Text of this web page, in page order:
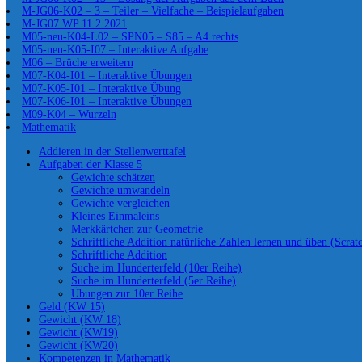
M-JG06-K02 – 3 – Teiler – Vielfache – Beispielaufgaben
M-JG07 WP 11.2.2021
M05-neu-K04-L02 – SPN05 – S85 – A4 rechts
M05-neu-K05-I07 – Interaktive Aufgabe
M06 – Brüche erweitern
M07-K04-I01 – Interaktive Übungen
M07-K05-I01 – Interaktive Übung
M07-K06-I01 – Interaktive Übungen
M09-K04 – Wurzeln
Mathematik
Addieren in der Stellenwerttafel
Aufgaben der Klasse 5
Gewichte schätzen
Gewichte umwandeln
Gewichte vergleichen
Kleines Einmaleins
Merkkärtchen zur Geometrie
Schriftliche Addition natürliche Zahlen lernen und üben
Schriftliche Addition
Suche im Hunderterfeld (10er Reihe)
Suche im Hunderterfeld (5er Reihe)
Übungen zur 10er Reihe
Geld (KW 15)
Gewicht (KW 18)
Gewicht (KW19)
Gewicht (KW20)
Kompetenzen in Mathematik